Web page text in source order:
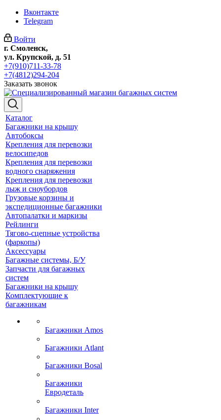
Вконтакте
Telegram
Войти
г. Смоленск,
ул. Крупской, д. 51
+7(910)711-33-78
+7(4812)294-204
Заказать звонок
Каталог
Багажники на крышу
Автобоксы
Крепления для перевозки
велосипедов
Крепления для перевозки
водного снаряжения
Крепления для перевозки
лыж и сноубордов
Грузовые корзины и
экспедиционные багажники
Автопалатки и маркизы
Рейлинги
Тягово-сцепные устройства
(фаркопы)
Аксессуары
Багажные системы, Б/У
Запчасти для багажных
систем
Багажники на крышу
Комплектующие к
багажникам
Багажники Amos
Багажники Atlant
Багажники Bosal
Багажники
Евродеталь
Багажники Inter